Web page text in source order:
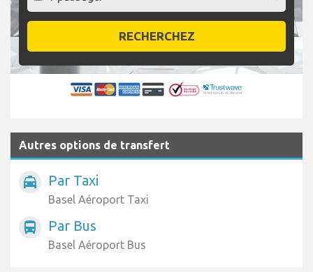
RECHERCHEZ
Autres options de transfert
local_taxi Par Taxi
Basel Aéroport Taxi
directions_bus Par Bus
Basel Aéroport Bus